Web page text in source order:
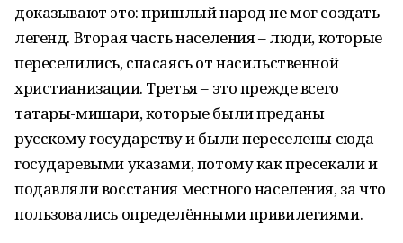
доказывают это: пришлый народ не мог создать
легенд. Вторая часть населения – люди, которые
переселились, спасаясь от насильственной
христианизации. Третья – это прежде всего
татары-мишари, которые были преданы
русскому государству и были переселены сюда
государевыми указами, потому как пресекали и
подавляли восстания местного населения, за что
пользовались определёнными привилегиями.